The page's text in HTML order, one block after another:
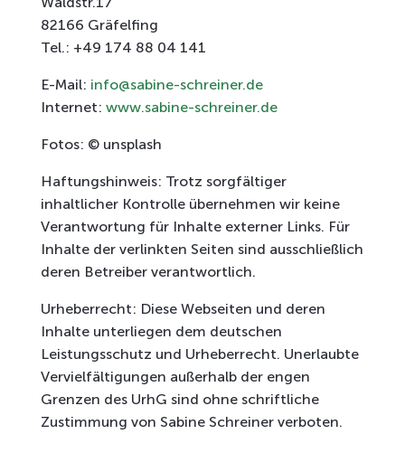
82166 Gräfelfing
Tel.: +49 174 88 04 141
E-Mail: info@sabine-schreiner.de
Internet: www.sabine-schreiner.de
Fotos: © unsplash
Haftungshinweis: Trotz sorgfältiger
inhaltlicher Kontrolle übernehmen wir keine
Verantwortung für Inhalte externer Links. Für
Inhalte der verlinkten Seiten sind ausschließlich
deren Betreiber verantwortlich.
Urheberrecht: Diese Webseiten und deren
Inhalte unterliegen dem deutschen
Leistungsschutz und Urheberrecht. Unerlaubte
Vervielfältigungen außerhalb der engen
Grenzen des UrhG sind ohne schriftliche
Zustimmung von Sabine Schreiner verboten.